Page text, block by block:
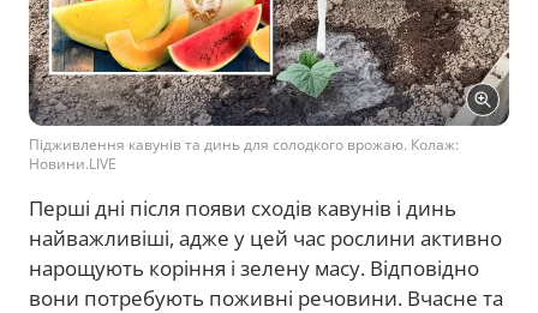
Підживлення кавунів та динь для солодкого врожаю. Колаж:
Новини.LIVE
Перші дні після появи сходів кавунів і динь
найважливіші, адже у цей час рослини активно
нарощують коріння і зелену масу. Відповідно
вони потребують поживні речовини. Вчасне та